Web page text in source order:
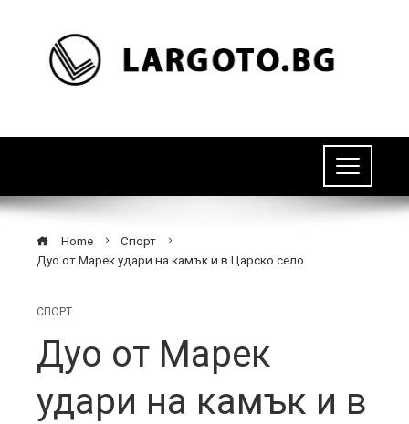
Home
Спорт
Дуо от Марек удари на камък и в Царско село
СПОРТ
Дуо от Марек
удари на камък и в